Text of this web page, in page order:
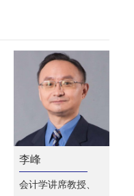
李峰
会计学讲席教授、